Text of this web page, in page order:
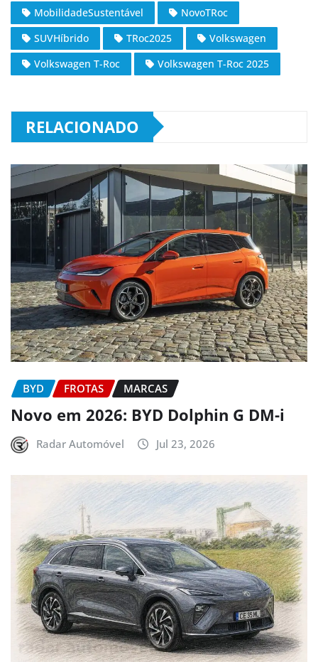
MobilidadeSustentável
NovoTRoc
SUVHíbrido
TRoc2025
Volkswagen
Volkswagen T-Roc
Volkswagen T-Roc 2025
RELACIONADO
BYD FROTAS MARCAS
Novo em 2026: BYD Dolphin G DM-i
Radar Automóvel Jul 23, 2026